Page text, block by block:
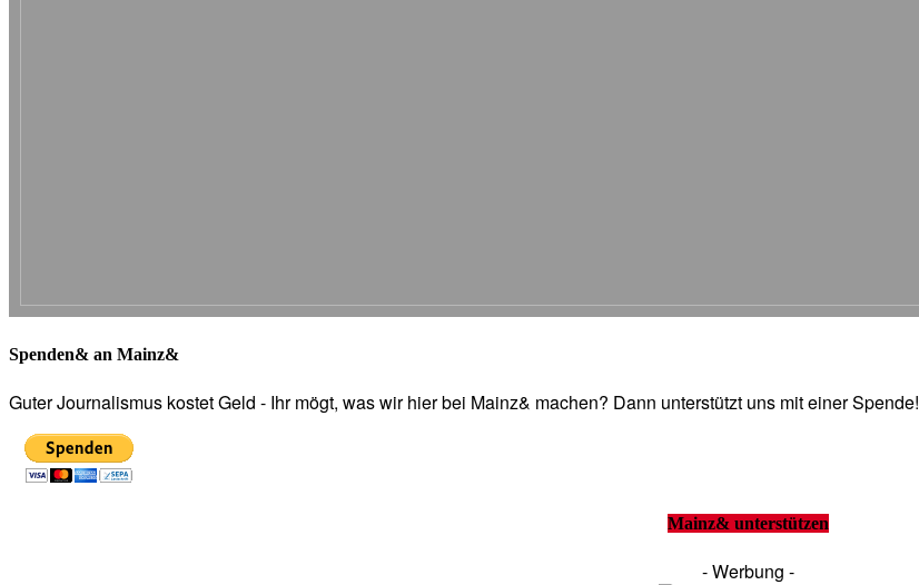
Spenden& an Mainz&
Guter Journalismus kostet Geld - Ihr mögt, was wir hier bei Mainz& machen? Dann unterstützt uns mit einer Spende!
Mainz& unterstützen
- Werbung -